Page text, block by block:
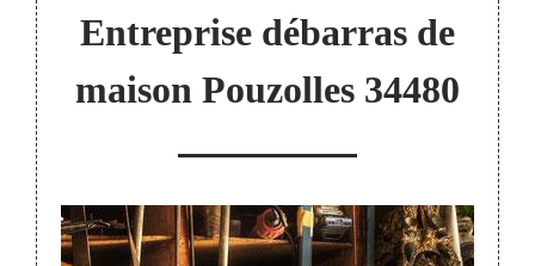
Entreprise débarras de
maison Pouzolles 34480